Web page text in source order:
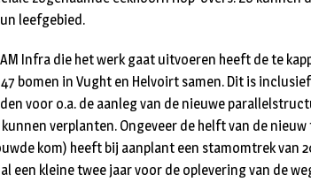
leefgebied.
Infra die het werk gaat uitvoeren heeft de te
bomen in Vught en Helvoirt samen. Dit is
voor o.a. de aanleg van de nieuwe
verplanten. Ongeveer de helft van de
kom) heeft bij aanplant een stamomtrek van
een kleine twee jaar voor de oplevering van de